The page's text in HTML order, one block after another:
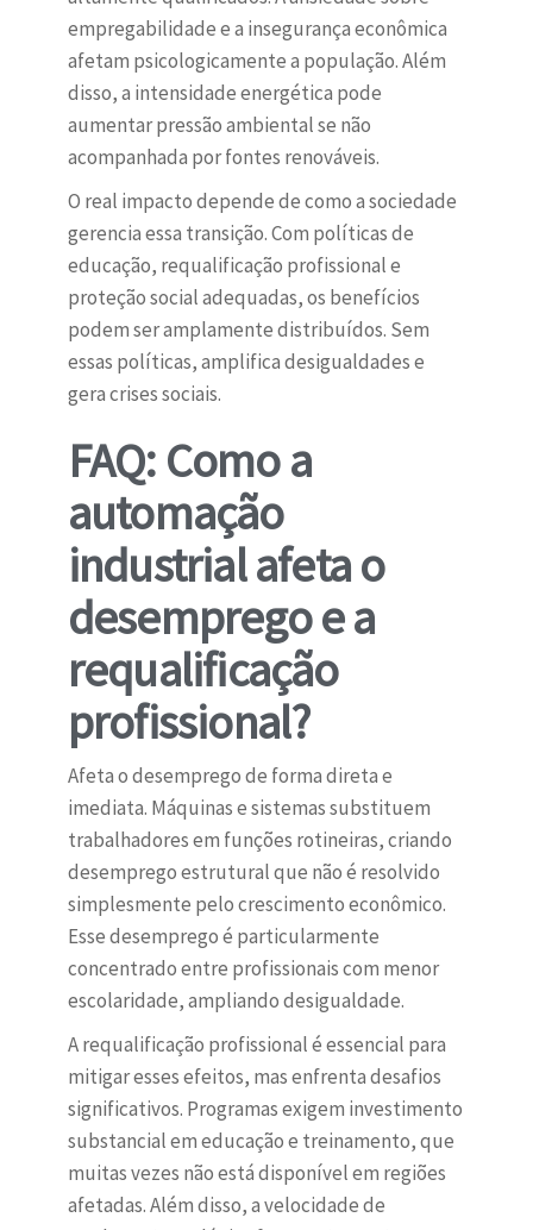
empregabilidade e a insegurança econômica
afetam psicologicamente a população. Além
disso, a intensidade energética pode
aumentar pressão ambiental se não
acompanhada por fontes renováveis.
O real impacto depende de como a sociedade
gerencia essa transição. Com políticas de
educação, requalificação profissional e
proteção social adequadas, os benefícios
podem ser amplamente distribuídos. Sem
essas políticas, amplifica desigualdades e
gera crises sociais.
FAQ: Como a
automação
industrial afeta o
desemprego e a
requalificação
profissional?
Afeta o desemprego de forma direta e
imediata. Máquinas e sistemas substituem
trabalhadores em funções rotineiras, criando
desemprego estrutural que não é resolvido
simplesmente pelo crescimento econômico.
Esse desemprego é particularmente
concentrado entre profissionais com menor
escolaridade, ampliando desigualdade.
A requalificação profissional é essencial para
mitigar esses efeitos, mas enfrenta desafios
significativos. Programas exigem investimento
substancial em educação e treinamento, que
muitas vezes não está disponível em regiões
afetadas. Além disso, a velocidade de